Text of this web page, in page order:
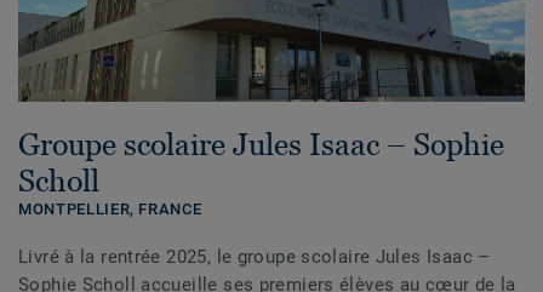
Groupe scolaire Jules Isaac – Sophie
Scholl
MONTPELLIER, FRANCE
Livré à la rentrée 2025, le groupe scolaire Jules Isaac –
Sophie Scholl accueille ses premiers élèves au cœur de la